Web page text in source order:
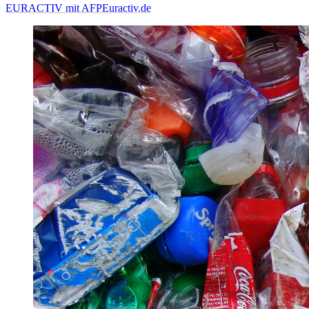
EURACTIV mit AFPEuractiv.de